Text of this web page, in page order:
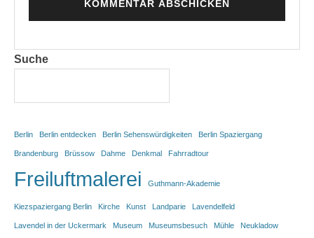
Suche
Berlin Berlin entdecken Berlin Sehenswürdigkeiten Berlin Spaziergang
Brandenburg Brüssow Dahme Denkmal Fahrradtour
Freiluftmalerei Guthmann-Akademie
Kiezspaziergang Berlin Kirche Kunst Landparie Lavendelfeld
Lavendel in der Uckermark Museum Museumsbesuch Mühle Neukladow